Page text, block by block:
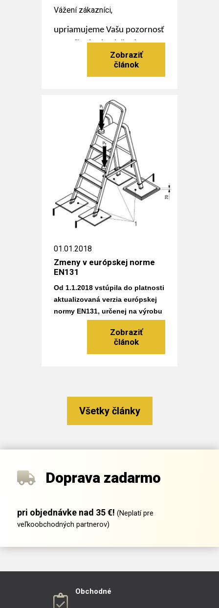
Vážení zákazníci,
upriamujeme Vašu pozornosť
na zníženie cien lešení
ProTube F, S, L a TeleSafe XL
od spoločnosti CAGSAN.
Čítať viac
01.01.2018
Zmeny v európskej norme
EN131
Od 1.1.2018 vstúpila do platnosti
aktualizovaná verzia európskej
normy EN131, určenej na výrobu
Všetky články
Doprava zadarmo
pri objednávke nad 35 €! (Neplatí pre
veľkoobchodných partnerov)
Obchodné